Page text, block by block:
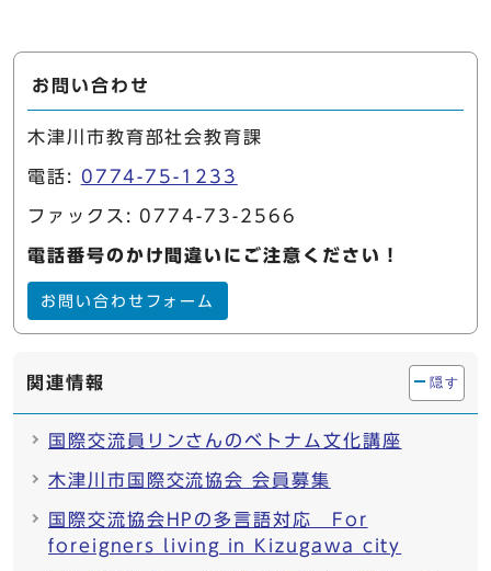
お問い合わせ
木津川市教育部社会教育課
電話: 0774-75-1233
ファックス: 0774-73-2566
電話番号のかけ間違いにご注意ください！
お問い合わせフォーム
関連情報 隠す
国際交流員リンさんのベトナム文化講座
木津川市国際交流協会 会員募集
国際交流協会HPの多言語対応 For
foreigners living in Kizugawa city